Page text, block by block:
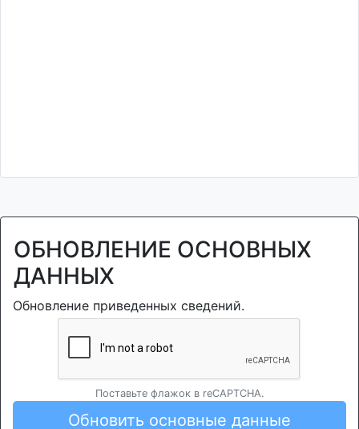
ОБНОВЛЕНИЕ ОСНОВНЫХ
ДАННЫХ
Обновление приведенных сведений.
Поставьте флажок в reCAPTCHA.
Обновить основные данные